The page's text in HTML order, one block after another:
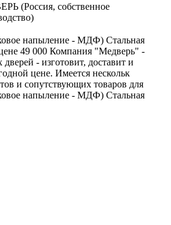
(Россия, собственное
напыление - МДФ) Стальная
49 000 Компания "Медверь" -
- изготовит, доставит и
цене. Имеется нескольк
и сопутствующих товаров для
напыление - МДФ) Стальная